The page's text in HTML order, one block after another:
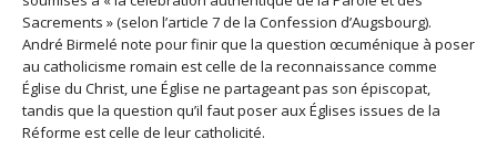
Sacrements » (selon l’article 7 de la Confession d’Augsbourg).
André Birmelé note pour finir que la question œcuménique à poser
au catholicisme romain est celle de la reconnaissance comme
Église du Christ, une Église ne partageant pas son épiscopat,
tandis que la question qu’il faut poser aux Églises issues de la
Réforme est celle de leur catholicité.